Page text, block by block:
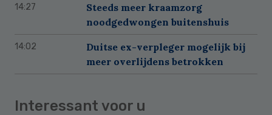
14:27
Steeds meer kraamzorg
noodgedwongen buitenshuis
14:02
Duitse ex-verpleger mogelijk bij
meer overlijdens betrokken
Interessant voor u